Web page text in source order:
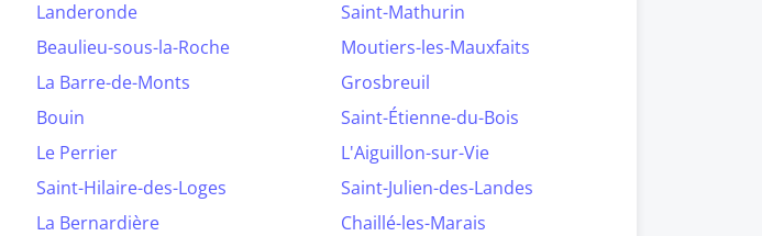
Landeronde
Saint-Mathurin
Beaulieu-sous-la-Roche
Moutiers-les-Mauxfaits
La Barre-de-Monts
Grosbreuil
Bouin
Saint-Étienne-du-Bois
Le Perrier
L'Aiguillon-sur-Vie
Saint-Hilaire-des-Loges
Saint-Julien-des-Landes
La Bernardière
Chaillé-les-Marais